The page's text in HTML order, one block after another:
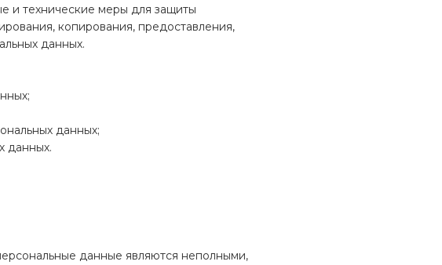
и технические меры для защиты
копирования, предоставления,
данных.
данных;
данных.
данные являются неполными,